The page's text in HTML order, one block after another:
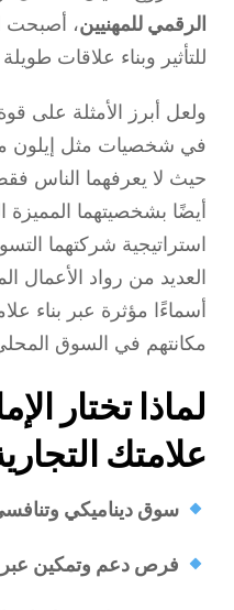
الرقمي للمهنيين، أصبحت
للتأثير وبناء علاقات
ولعل أبرز الأمثلة على
في شخصيات مثل إيلون
حيث لا يعرفهما الناس
أيضًا بشخصيتهما
استراتيجية شركتهما
العديد من رواد الأعمال
أسماءًا مؤثرة عبر بناء
مكانتهم في السوق
لماذا تختار
علامتك
سوق ديناميكي
فرص دعم وتمكين عبر